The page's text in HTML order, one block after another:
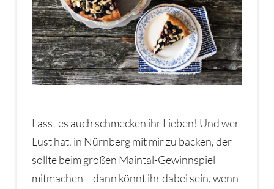
Lasst es auch schmecken ihr Lieben! Und wer
Lust hat, in Nürnberg mit mir zu backen, der
sollte beim großen Maintal-Gewinnspiel
mitmachen – dann könnt ihr dabei sein, wenn